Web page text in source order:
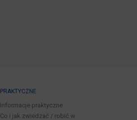
PRAKTYCZNE
Informacje praktyczne
Co i jak zwiedzać / robić w